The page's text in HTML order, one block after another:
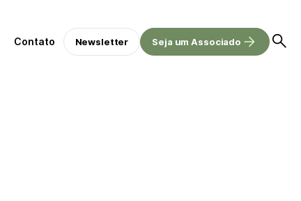
Contato Newsletter Seja um Associado